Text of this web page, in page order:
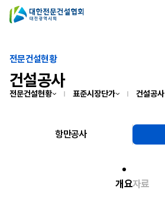
전문건설현황
건설공사
전문건설현황 표준시장단가 건설공사
항만공사
개요자료